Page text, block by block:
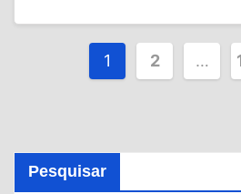
Paginação
1 2 …
Pesquisar